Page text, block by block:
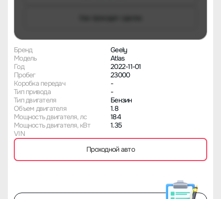
Бренд
Geely
Модель
Atlas
Год
2022-11-01
Пробег
23000
Коробка передач
-
Тип привода
-
Тип двигателя
Бензин
Объем двигателя
1.8
Мощность двигателя, лс
184
Мощность двигателя, кВт
1.35
VIN
Проходной авто